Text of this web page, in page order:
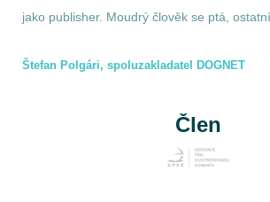
jako publisher. Moudrý člověk se ptá,
Štefan Polgári, spoluzakladatel DOGNET
Člen